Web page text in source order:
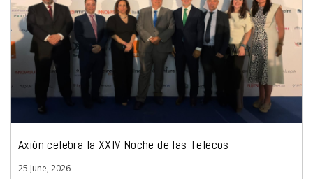
Axión celebra la XXIV Noche de las Telecos
25 June, 2026